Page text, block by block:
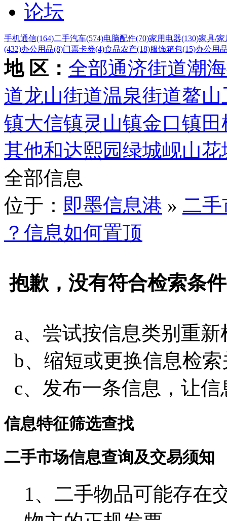
论坛
手机通信(164)二手汽车(574)电脑配件(70)家用电器(130)家具/家
(432)办公用品(8)门票卡券(4)食品农产(18)服饰箱包(15)办公用
地 区： 全部通济街道潮
道龙山街道温泉街道鳌山
镇大信镇灵山镇金口镇
其他和达熙园绿城岘山花
全部信息
位于： 即墨信息港 » 二
？信息如何置顶
抱歉，没有符合检索条
a、尝试按信息类别重
b、缩短或更换信息检
c、发布一条信息，让
信息特征筛选查找
二手市场信息查询及交易须知
1、二手物品可能存在